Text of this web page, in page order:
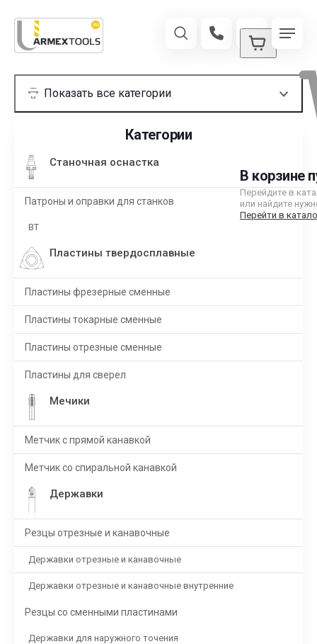
В корзине
Перейдите в
или найдите
Перейти в
Категории
Станочная оснастка
Патроны и оправки для станков
BT
Пластины твердосплавные
Пластины фрезерные сменные
Пластины токарные сменные
Пластины отрезные сменные
Пластины для сверел
Мечики
Метчик с прямой канавкой
Метчик со спиральной канавкой
Державки
Резцы отрезные и канавочные
Державки отрезные и канавочные
Державки отрезные и канавочные внутренние
Резцы со сменными пластинами
Державки для наружного точения